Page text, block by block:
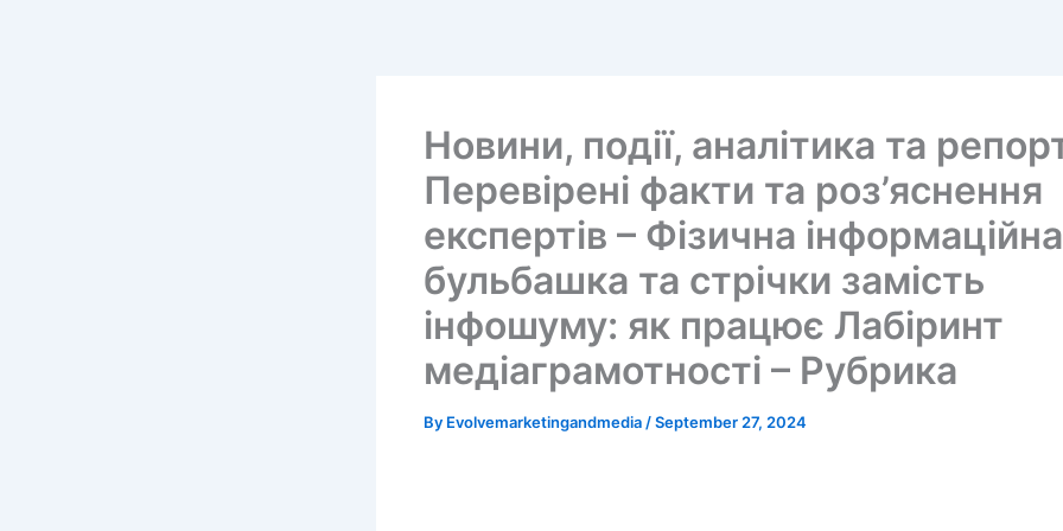
Новини, події, аналітика та
Перевірені факти та роз’яснення
експертів – Фізична інформаційна
бульбашка та стрічки замість
інфошуму: як працює Лабіринт
медіаграмотності – Рубрика
By Evolvemarketingandmedia /September 27, 2024